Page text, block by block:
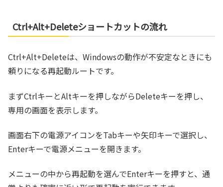
Ctrl+Alt+Deleteショートカットの流れ
Ctrl+Alt+Deleteは、Windowsの動作が不安定なときにも
頼りになる再起動ルートです。
まずCtrlキーとAltキーを押しながらDeleteキーを押し、
専用の画面を表示します。
画面右下の電源アイコンをTabキーや矢印キーで選択し、
Enterキーで電源メニューを開きます。
メニューの中から再起動を選んでEnterキーを押すと、通